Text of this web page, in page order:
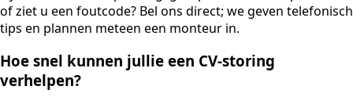
of ziet u een foutcode? Bel ons direct; we geven telefonisch
tips en plannen meteen een monteur in.
Hoe snel kunnen jullie een CV-storing
verhelpen?